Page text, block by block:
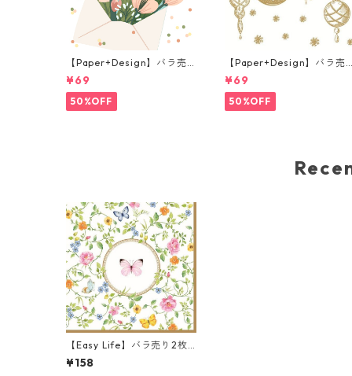
【Paper+Design】バラ売
り2枚 ランチサイズ ペーパ
ーナプキン Flower Messag
e ホワイト
¥69
50%OFF
【Paper+Design】バラ売
り2枚 ランチサイズ ペーパ
ーナプキン Bauble
ny ホワイト
¥69
50%OFF
【Easy Life】バラ売り2枚
ランチサイズ ペーパーナプ
キン Dancing Butterflies
¥158